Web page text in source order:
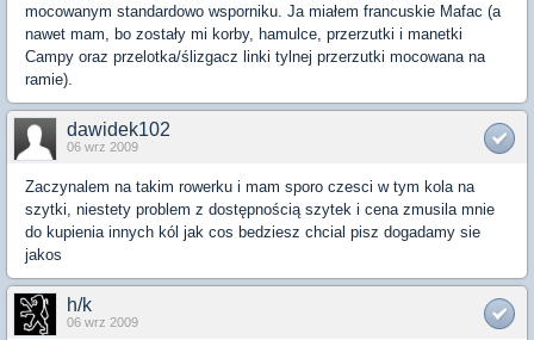
mocowanym standardowo wsporniku. Ja miałem francuskie Mafac (a
nawet mam, bo zostały mi korby, hamulce, przerzutki i manetki
Campy oraz przelotka/ślizgacz linki tylnej przerzutki mocowana na
ramie).
dawidek102
06 wrz 2009
Zaczynalem na takim rowerku i mam sporo czesci w tym kola na
szytki, niestety problem z dostępnością szytek i cena zmusila mnie
do kupienia innych kól jak cos bedziesz chcial pisz dogadamy sie
jakos
h/k
06 wrz 2009